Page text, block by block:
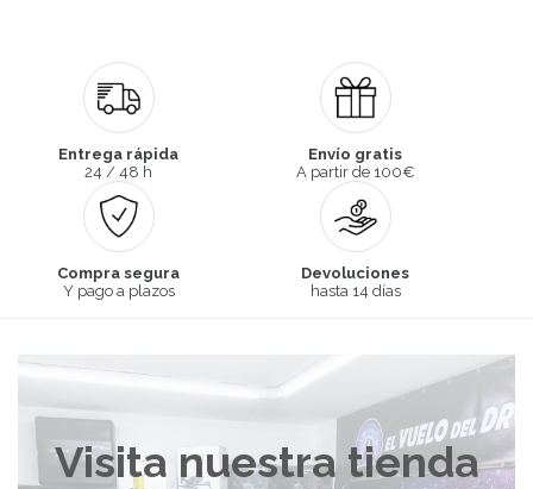
Entrega rápida
24 / 48 h
Envío gratis
A partir de 100€
Compra segura
Y pago a plazos
Devoluciones
hasta 14 días
Visita nuestra tienda